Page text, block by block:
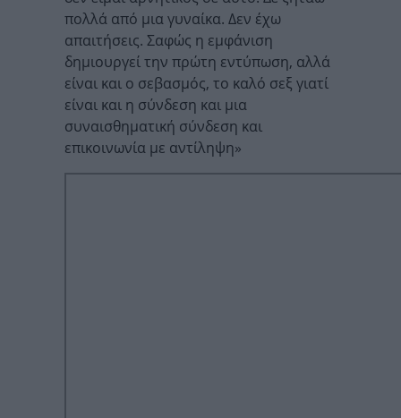
πολλά από μια γυναίκα. Δεν έχω
απαιτήσεις. Σαφώς η εμφάνιση
δημιουργεί την πρώτη εντύπωση, αλλά
είναι και ο σεβασμός, το καλό σεξ γιατί
είναι και η σύνδεση και μια
συναισθηματική σύνδεση και
επικοινωνία με αντίληψη»